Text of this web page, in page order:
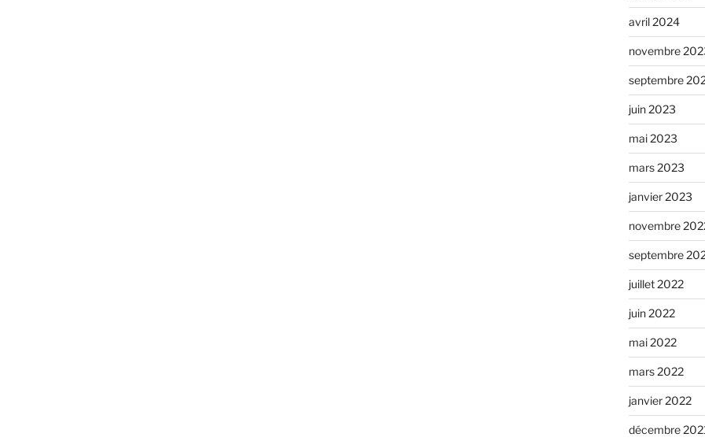
avril 2024
novembre
septembre
juin 2023
mai 2023
mars 2023
janvier 2023
novembre
septembre
juillet 2022
juin 2022
mai 2022
mars 2022
janvier 2022
décembre